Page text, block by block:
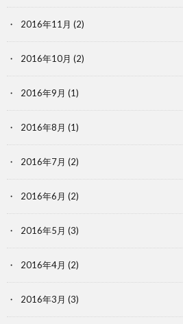
2016年11月 (2)
2016年10月 (2)
2016年9月 (1)
2016年8月 (1)
2016年7月 (2)
2016年6月 (2)
2016年5月 (3)
2016年4月 (2)
2016年3月 (3)